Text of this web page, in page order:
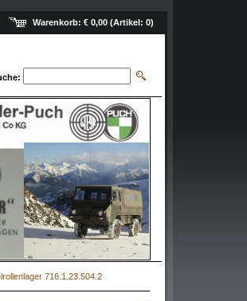
716.1.23.504.2
Warenkorb: € 0,00 (Artikel: 0)